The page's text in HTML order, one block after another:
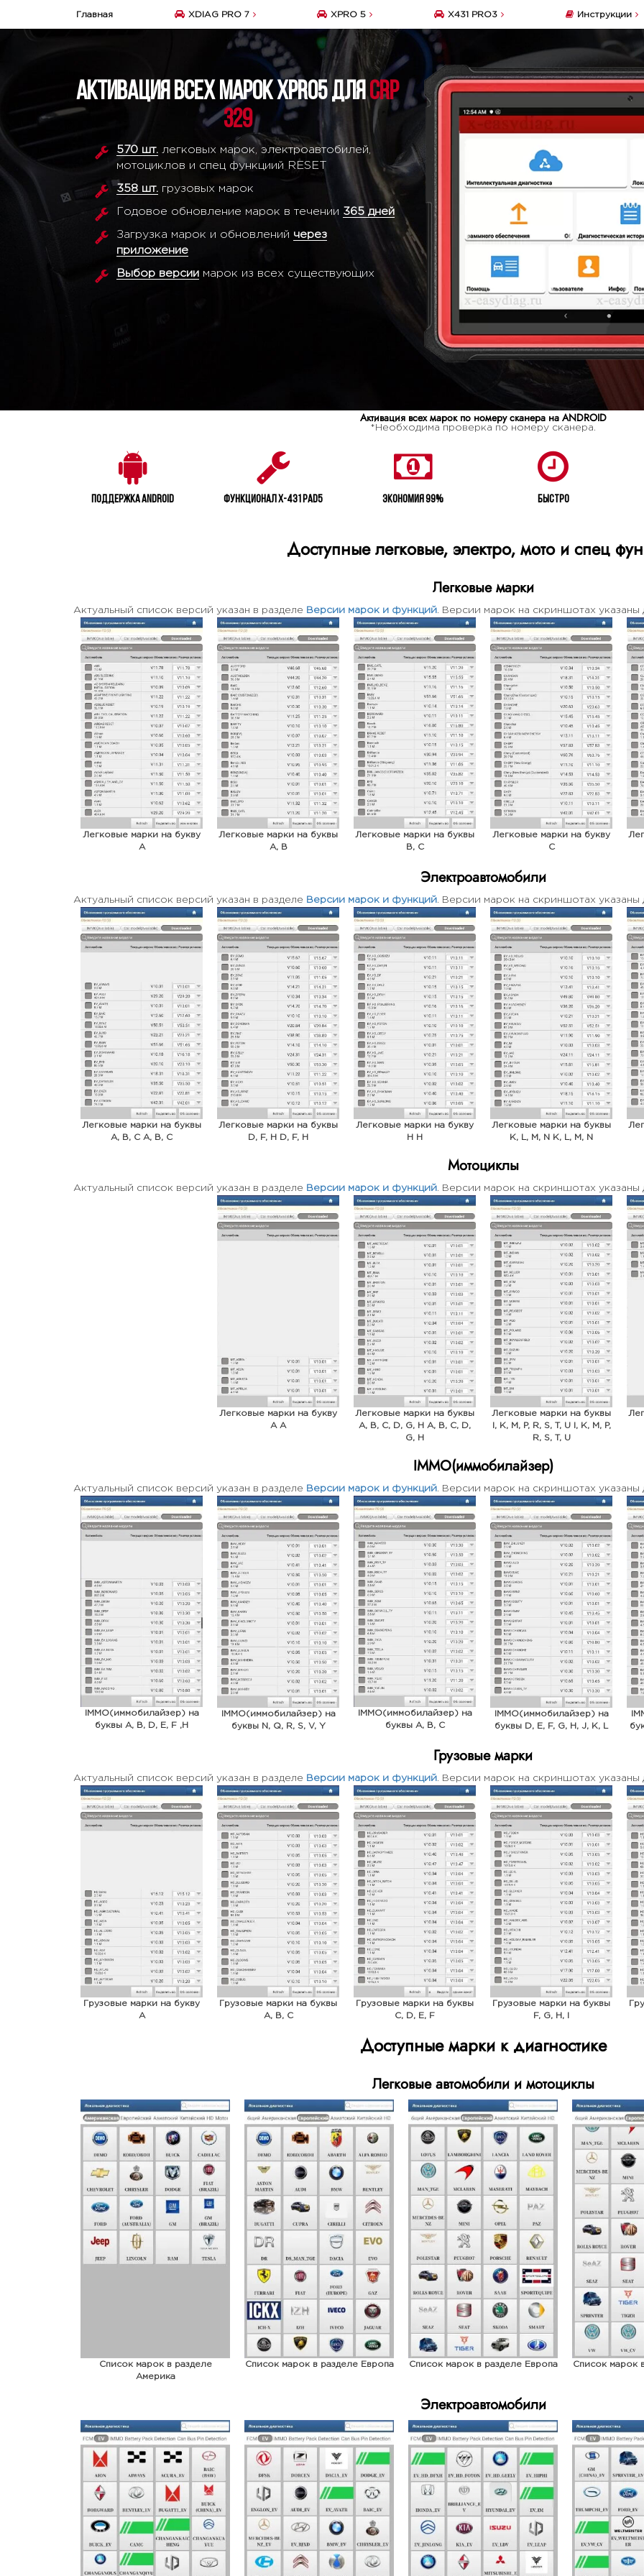
Главная XDIAG PRO 7 XPRO 5 X431 PRO3 Инструкции
Активация всех марок XPRO5 дляCRP
329
570 шт. легковых марок, электроавтобилей,
мотоциклов и спец функциий RESET
358 шт. грузовых марок
Годовое обновление марок в течении 365 дней
Загрузка марок и обновлений через
приложение
Выбор версии марок из всех существующих
Активация всех марок по номеру сканера на ANDROID
*Необходима проверка по номеру сканера.
Поддержка Android Функционал X-431 PAD5 Экономия 99% Быстро
Доступные легковые, электро, мото и спец
Легковые марки
Актуальный список версий указан в разделе Версии марок и функций . Версии марок на скриншотах указаны
Легковые марки на букву
A
Легковые марки на буквы
A, B
Легковые марки на буквы
B, C
Легковые марки на букву
C
Электроавтомобили
Актуальный список версий указан в разделе Версии марок и функций . Версии марок на скриншотах указаны
Легковые марки на буквы
A, B, C A, B, C
Легковые марки на буквы
D, F, H D, F, H
Легковые марки на букву
H H
Легковые марки на буквы
K, L, M, N K, L, M, N
Мотоциклы
Актуальный список версий указан в разделе Версии марок и функций . Версии марок на скриншотах указаны
Легковые марки на букву
A A
Легковые марки на буквы
A, B, C, D, G, H A, B, C, D,
G, H
Легковые марки на буквы
I, K, M, P, R, S, T, U I, K, M, P,
R, S, T, U
IMMO(иммобилайзер)
Актуальный список версий указан в разделе Версии марок и функций . Версии марок на скриншотах указаны
IMMO(иммобилайзер) на
буквы A, B, D, E, F ,H
IMMO(иммобилайзер) на
буквы N, Q, R, S, V, Y
IMMO(иммобилайзер) на
буквы A, B, C
IMMO(иммобилайзер) на
буквы D, E, F, G, H, J, K, L
Грузовые марки
Актуальный список версий указан в разделе Версии марок и функций. Версии марок на скриншотах указаны
Грузовые марки на букву
A
Грузовые марки на буквы
A, B, C
Грузовые марки на буквы
C, D, E, F
Грузовые марки на буквы
F, G, H, I
Доступные марки к диагностике
Легковые автомобили и мотоциклы
Список марок в разделе
Америка
Список марок в разделе Европа Список марок в разделе Европа Список марок
Электроавтомобили